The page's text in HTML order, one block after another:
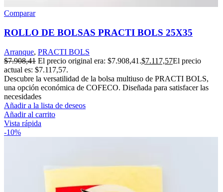
Comparar
ROLLO DE BOLSAS PRACTI BOLS 25X35
Arranque, PRACTI BOLS
$7.908,41 El precio original era: $7.908,41.$7.117,57El precio
actual es: $7.117,57.
Descubre la versatilidad de la bolsa multiuso de PRACTI BOLS,
una opción económica de COFECO. Diseñada para satisfacer las
necesidades
Añadir a la lista de deseos
Añadir al carrito
Vista rápida
-10%